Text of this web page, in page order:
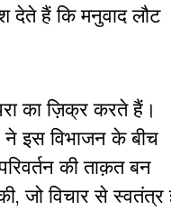
देते हैं कि मनुवाद लौट
का ज़िक्र करते हैं।
ने इस विभाजन के बीच
की ताक़त बन
जो विचार से स्वतंत्र